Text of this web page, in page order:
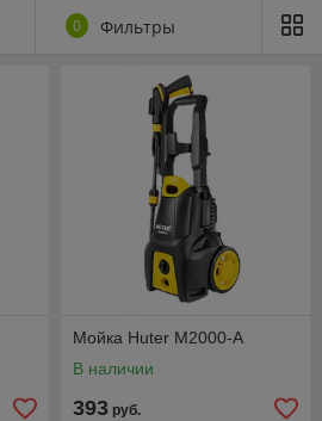
0 Фильтры
Мойка Huter M2000-A
В наличии
393 руб.